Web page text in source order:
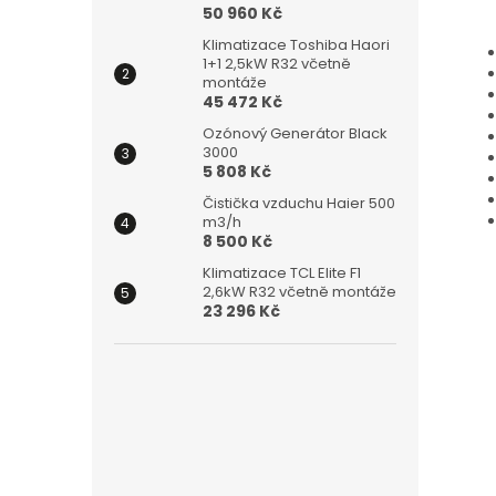
50 960 Kč
Klimatizace Toshiba Haori
1+1 2,5kW R32 včetně
montáže
45 472 Kč
Ozónový Generátor Black
3000
5 808 Kč
Čistička vzduchu Haier 500
m3/h
8 500 Kč
Klimatizace TCL Elite F1
2,6kW R32 včetně montáže
23 296 Kč